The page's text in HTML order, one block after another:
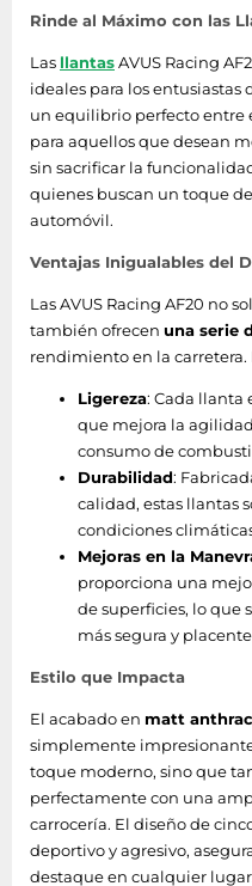
Rinde al Máximo con las
Las llantasAVUS Racing
ideales para los entusiastas
un equilibrio perfecto entre
para aquellos que desean
sin sacrificar la
quienes buscan un toque
automóvil.
Ventajas Inigualables del
Las AVUS Racing AF20 no
también ofrecen una serie
rendimiento en la carretera.
Ligereza: Cada llanta
que mejora la
consumo de
Durabilidad:
calidad, estas llantas
condiciones
Mejoras en la
proporciona una
de superficies, lo que
más segura y
Estilo que Impacta
El acabado en matt
simplemente
toque moderno, sino que
perfectamente con una
carrocería. El diseño de
deportivo y agresivo,
destaque en cualquier